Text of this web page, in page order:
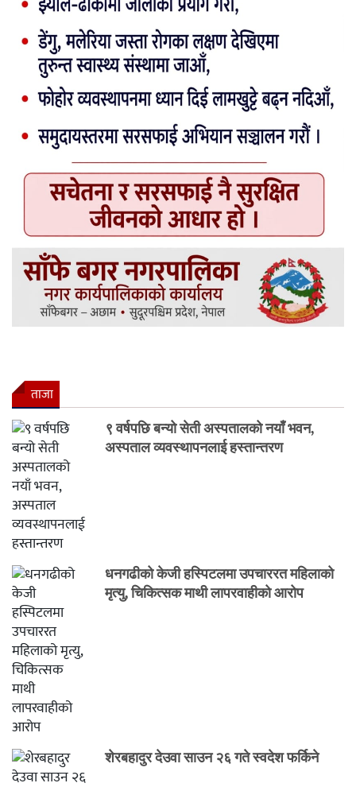
ताजा
९ वर्षपछि बन्यो सेती अस्पतालको नयाँ भवन,
अस्पताल व्यवस्थापनलाई हस्तान्तरण
धनगढीको केजी हस्पिटलमा उपचाररत महिलाको
मृत्यु, चिकित्सक माथी लापरवाहीको आरोप
शेरबहादुर देउवा साउन २६ गते स्वदेश फर्किने